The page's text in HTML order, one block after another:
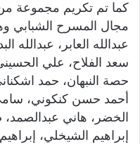
كما تم تكريم مجموعة من
مجال المسرح الشبابي
عبدالله العابر، عبدالله
سعد الفلاح، علي
حصة النبهان، حمد
أحمد حسن كنكوني،
الخضر، هاني عبدالصمد،
إبراهيم الشيخلي،